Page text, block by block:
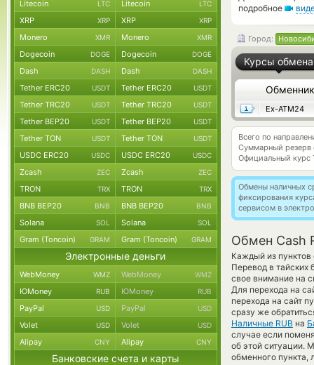
подробное
Город:
Курсы обмена
Обменник
Ex-ATM24
Всего по
Суммарный резерв
Официальный курс
Обмены наличных
фиксирования
сервисом в
Обмен Cash
Каждый из пунктов
Перевод в тайских
свое внимание на
Для перехода на
перехода на сайт
сразу же
Наличные RUB на
случае если
об этой ситуации.
обменного пункта,
Litecoin LTC Litecoin LTC
XRP XRP XRP XRP
Monero XMR Monero XMR
Dogecoin DOGE Dogecoin DOGE
Dash DASH Dash DASH
Tether ERC20 USDT Tether ERC20 USDT
Tether TRC20 USDT Tether TRC20 USDT
Tether BEP20 USDT Tether BEP20 USDT
Tether TON USDT Tether TON USDT
USDC ERC20 USDC USDC ERC20 USDC
Zcash ZEC Zcash ZEC
TRON TRX TRON TRX
BNB BEP20 BNB BNB BEP20 BNB
Solana SOL Solana SOL
Gram (Toncoin) GRAM Gram (Toncoin) GRAM
Электронные деньги
WebMoney WMZ WebMoney WMZ
ЮMoney RUB ЮMoney RUB
PayPal USD PayPal USD
Volet USD Volet USD
Alipay CNY Alipay CNY
Банковские счета и карты